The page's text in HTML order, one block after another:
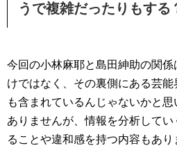
うで複雑だったりもする
今回の小林麻耶と島田紳助の関
けではなく、その裏側にある芸
も含まれているんじゃないかと
ありませんが、情報を分析して
ることや違和感を持つ内容もあり